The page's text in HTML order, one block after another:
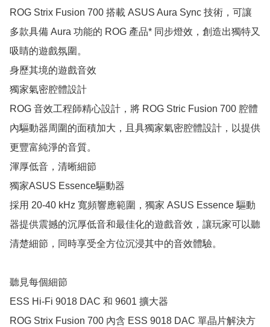
ROG Strix Fusion 700 搭載 ASUS Aura Sync 技術，可讓
多款具備 Aura 功能的 ROG 產品* 同步燈效，創造出獨特又
吸睛的遊戲氛圍。
身歷其境的遊戲音效
獨家氣密腔體設計
ROG 音效工程師精心設計，將 ROG Stric Fusion 700 腔體
內驅動器周圍的面積加大，且具獨家氣密腔體設計，以提供
更豐富純淨的音質。
渾厚低音，清晰細節
獨家ASUS Essence驅動器
採用 20-40 kHz 寬頻響應範圍，獨家 ASUS Essence 驅動
器提供震撼的沉厚低音和最佳化的遊戲音效，讓玩家可以聽
清楚細節，同時享受全方位沉浸其中的音效體驗。
聽見每個細節
ESS Hi-Fi 9018 DAC 和 9601 擴大器
ROG Strix Fusion 700 內含 ESS 9018 DAC 單晶片解決方